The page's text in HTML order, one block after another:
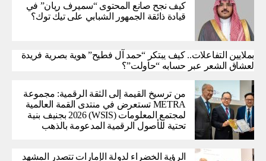
كيف نجح صانع المحتوى “سميرف ريان” في
قيادة ذائقة الجمهور الشبابي على تيك توك؟
بملايين التفاعلات.. كيف يبتكر “حمد آل فطيح” هوية بصرية فريدة
لعشاق الشعر عبر حسابه “حاولت”؟
من ترسيخ القيمة إلى الثقة الرقمية: مجموعة
METRA تستعرض في منتدى القمة العالمية
لمجتمع المعلومات (WSIS) 2026 بجنيف بنية
تحتية للأصول الرقمية المدعومة بالذهب
الرؤية الخضراء لدولة الإمارات تتصدر المشهد